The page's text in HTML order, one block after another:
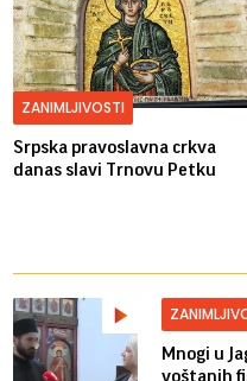
ZANIMLJIVOSTI
Srpska pravoslavna crkva
danas slavi Trnovu Petku
Mnogi u
voštanih